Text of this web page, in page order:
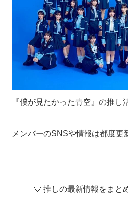
『僕が見たかった青空』の推し
メンバーのSNSや情報は都度更
💙 推しの最新情報をまと